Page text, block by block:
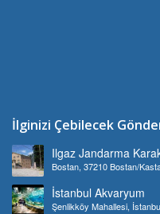
İlginizi Çebilecek
Ilgaz Jandarma
Bostan, 37210 Bostan/
İstanbul Akvaryum
Şenlikköy Mahallesi,